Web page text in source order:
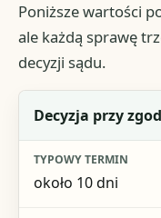
Poniższe wartości
ale każdą sprawę
decyzji sądu.
Etap
Typowy termin
Decyzja przy
około 10 dni